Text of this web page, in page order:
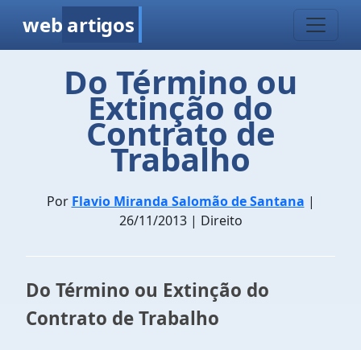
web artigos
Do Término ou
Extinção do
Contrato de
Trabalho
Por Flavio Miranda Salomão de Santana |
26/11/2013 | Direito
Do Término ou Extinção do
Contrato de Trabalho